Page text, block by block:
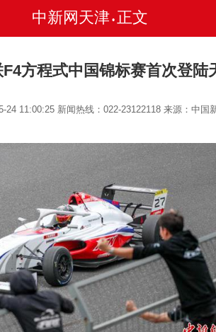
中新网天津 • 正文
F4方程式中国锦标赛首次登陆
24 11:00:25 新闻热线：022-23122118来源：中国